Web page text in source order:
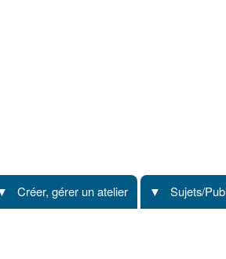
Créer, gérer un atelier Sujets/